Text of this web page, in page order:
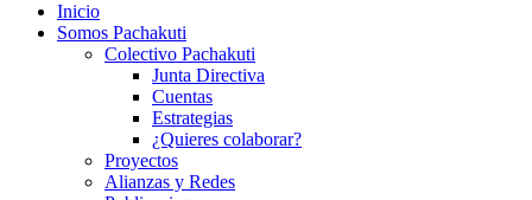
Inicio
Somos Pachakuti
Colectivo Pachakuti
Junta Directiva
Cuentas
Estrategias
¿Quieres colaborar?
Proyectos
Alianzas y Redes